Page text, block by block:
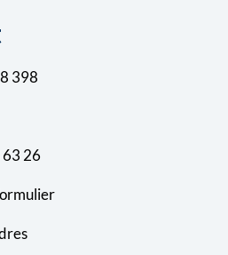
398
63 26 (WhatsApp)
26